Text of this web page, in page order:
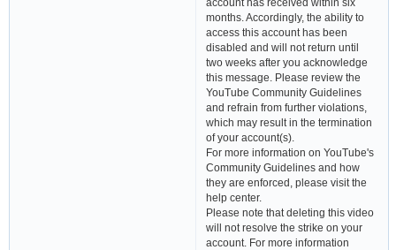
account has received within six
months. Accordingly, the ability to
access this account has been
disabled and will not return until
two weeks after you acknowledge
this message. Please review the
YouTube Community Guidelines
and refrain from further violations,
which may result in the termination
of your account(s).
For more information on YouTube's
Community Guidelines and how
they are enforced, please visit the
help center.
Please note that deleting this video
will not resolve the strike on your
account. For more information